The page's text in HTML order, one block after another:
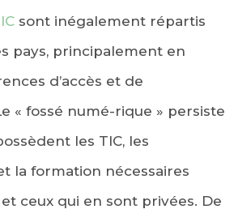
sont inégalement répartis
pays, principalement en
d’accès et de
« fossé numé-rique » persiste
les TIC, les
la formation nécessaires
ceux qui en sont privées. De